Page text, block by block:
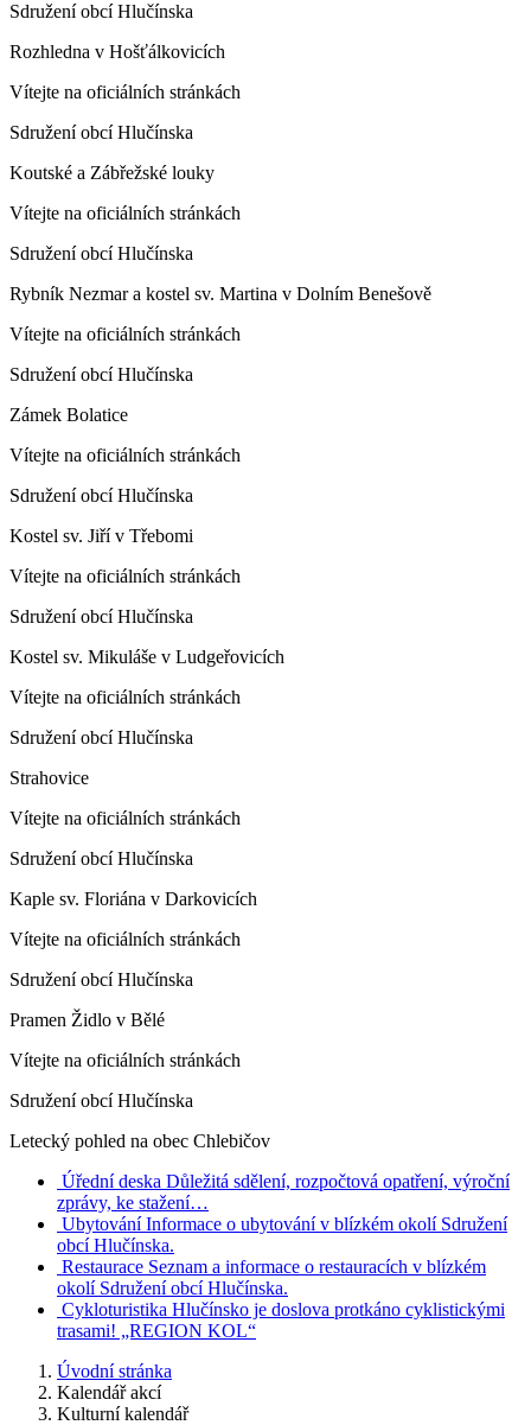
Sdružení obcí Hlučínska
Rozhledna v Hošťálkovicích
Vítejte na oficiálních stránkách
Sdružení obcí Hlučínska
Koutské a Zábřežské louky
Vítejte na oficiálních stránkách
Sdružení obcí Hlučínska
Rybník Nezmar a kostel sv. Martina v Dolním Benešově
Vítejte na oficiálních stránkách
Sdružení obcí Hlučínska
Zámek Bolatice
Vítejte na oficiálních stránkách
Sdružení obcí Hlučínska
Kostel sv. Jiří v Třebomi
Vítejte na oficiálních stránkách
Sdružení obcí Hlučínska
Kostel sv. Mikuláše v Ludgeřovicích
Vítejte na oficiálních stránkách
Sdružení obcí Hlučínska
Strahovice
Vítejte na oficiálních stránkách
Sdružení obcí Hlučínska
Kaple sv. Floriána v Darkovicích
Vítejte na oficiálních stránkách
Sdružení obcí Hlučínska
Pramen Židlo v Bělé
Vítejte na oficiálních stránkách
Sdružení obcí Hlučínska
Letecký pohled na obec Chlebičov
Úřední deska Důležitá sdělení, rozpočtová opatření, výroční
zprávy, ke stažení…
Ubytování Informace o ubytování v blízkém okolí Sdružení
obcí Hlučínska.
Restaurace Seznam a informace o restauracích v blízkém
okolí Sdružení obcí Hlučínska.
Cykloturistika Hlučínsko je doslova protkáno cyklistickými
trasami! „REGION KOL“
Úvodní stránka
Kalendář akcí
Kulturní kalendář